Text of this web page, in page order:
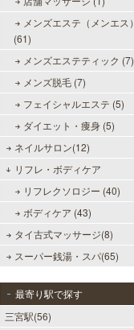
メンズエステ（メンエス）
(61)
メンズエステティック (7)
メンズ脱毛 (7)
フェイシャルエステ (5)
ダイエット・痩身 (5)
ネイルサロン(12)
リフレ・ボディケア
リフレクソロジー (40)
ボディケア (43)
タイ古式マッサージ(8)
スーパー銭湯・スパ(65)
最寄り駅で探す
三宮駅(56)